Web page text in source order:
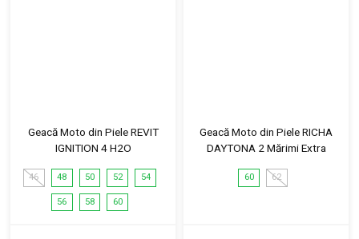
Geacă Moto din Piele REVIT
IGNITION 4 H2O
46 48 50 52 54
56 58 60
Geacă Moto din Piele RICHA
DAYTONA 2 Mărimi Extra
60 62